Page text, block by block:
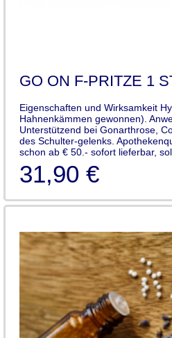
GO ON F-PRITZE 1
Eigenschaften und Wirksamkeit
Hahnenkämmen gewonnen).
Unterstützend bei Gonarthrose,
des Schulter-gelenks.
schon ab € 50.- sofort lieferbar,
31,90 €